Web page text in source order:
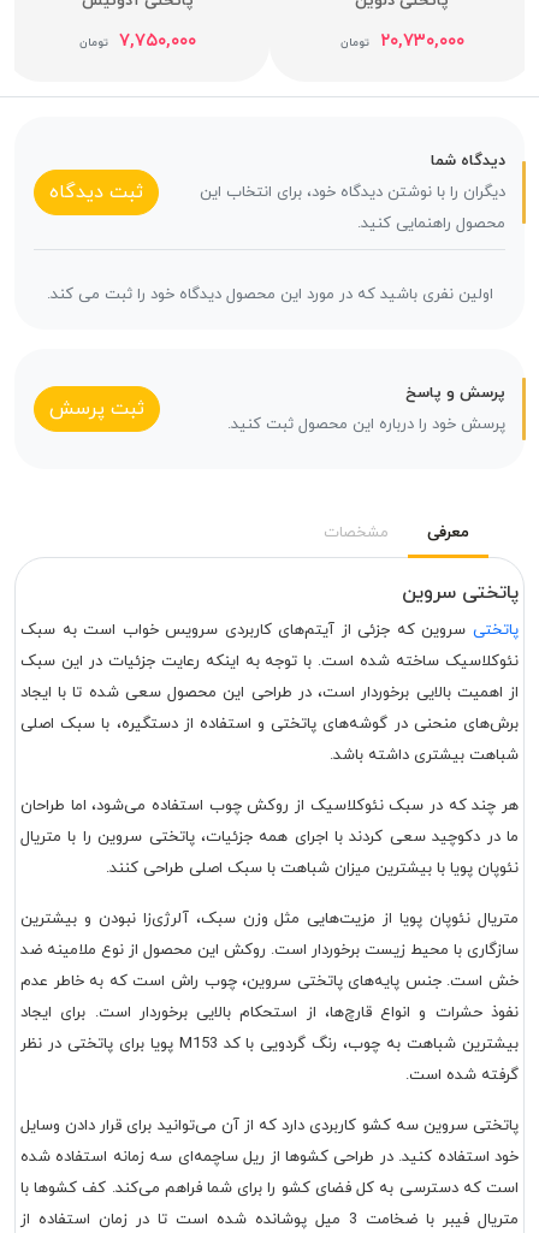
۲۰,۷۳۰,۰۰۰ تومان ۷,۷۵۰,۰۰۰ تومان
دیدگاه شما
دیگران را با نوشتن دیدگاه خود، برای انتخاب این
محصول راهنمایی کنید.
ثبت دیدگاه
اولین نفری باشید که در مورد این محصول دیدگاه خود را ثبت می کند.
پرسش و پاسخ
پرسش خود را درباره این محصول ثبت کنید.
ثبت پرسش
معرفی مشخصات
پاتختی سروین
پاتختی سروین که جزئی از آیتم‌های کاربردی سرویس خواب است به سبک
نئوکلاسیک ساخته شده است. با توجه به اینکه رعایت جزئیات در این سبک
از اهمیت بالایی برخوردار است، در طراحی این محصول سعی شده تا با ایجاد
برش‌های منحنی در گوشه‌های پاتختی و استفاده از دستگیره، با سبک اصلی
شباهت بیشتری داشته باشد.
هر چند که در سبک نئوکلاسیک از روکش چوب استفاده می‌شود، اما طراحان
ما در دکوچید سعی کردند با اجرای همه جزئیات، پاتختی سروین را با متریال
نئوپان پویا با بیشترین میزان شباهت با سبک اصلی طراحی کنند.
متریال نئوپان پویا از مزیت‌هایی مثل وزن سبک، آلرژی‌زا نبودن و بیشترین
سازگاری با محیط زیست برخوردار است. روکش این محصول از نوع ملامینه ضد
خش است. جنس پایه‌های پاتختی سروین، چوب راش است که به خاطر عدم
نفوذ حشرات و انواع قارچ‌ها، از استحکام بالایی برخوردار است. برای ایجاد
بیشترین شباهت به چوب، رنگ گردویی با کد M153 پویا برای پاتختی در نظر
گرفته شده است.
پاتختی سروین سه کشو کاربردی دارد که از آن می‌توانید برای قرار دادن وسایل
خود استفاده کنید. در طراحی کشوها از ریل ساچمه‌ای سه زمانه استفاده شده
است که دسترسی به کل فضای کشو را برای شما فراهم می‌کند. کف کشوها با
متریال فیبر با ضخامت 3 میل پوشانده شده است تا در زمان استفاده از